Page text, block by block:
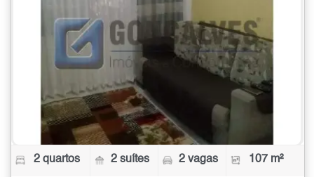
2 quartos 2 suítes 2 vagas 107 m²